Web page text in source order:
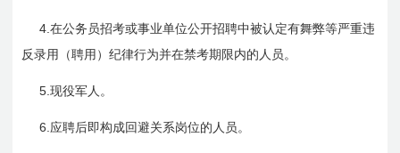
4.在公务员招考或事业单位公开招聘中被认定有舞弊等严重违
反录用（聘用）纪律行为并在禁考期限内的人员。
5.现役军人。
6. 应聘后即构成回避关系岗位的人员。